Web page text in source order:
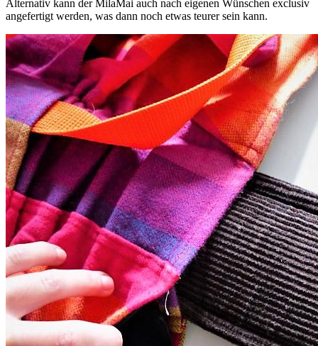
Alternativ kann der MilaMai auch nach eigenen Wünschen exclusiv
angefertigt werden, was dann noch etwas teurer sein kann.